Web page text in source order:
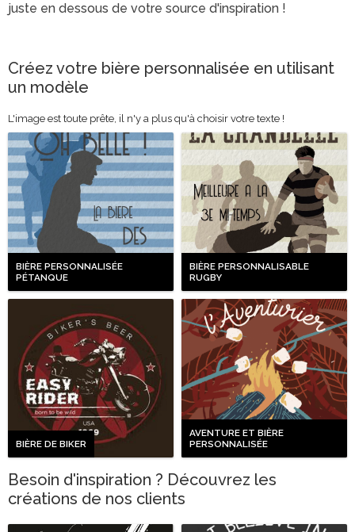
juste en dessous de votre source d'inspiration !
Créez votre bière personnalisée en utilisant
un modèle
L'image est toute prête, il n'y a plus qu'à choisir votre texte !
BIÈRE PERSONNALISÉE
PÉTANQUE
BIÈRE PERSONNALISABLE
RUGBY
BIÈRE DE BIKER
AVENTURE ET BIÈRE
PERSONNALISÉE
Besoin d'inspiration ? Découvrez les
créations de nos clients